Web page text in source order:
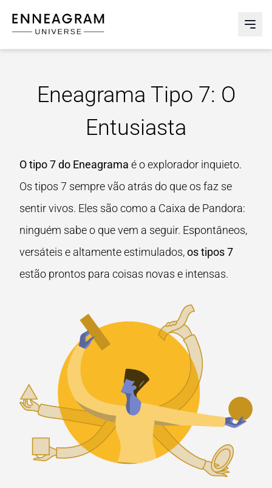
Enneagram Universe
Eneagrama Tipo 7: O
Entusiasta
O tipo 7 do Eneagrama é o explorador inquieto.
Os tipos 7 sempre vão atrás do que os faz se
sentir vivos. Eles são como a Caixa de Pandora:
ninguém sabe o que vem a seguir. Espontâneos,
versáteis e altamente estimulados,os tipos 7
estão prontos para coisas novas e intensas.